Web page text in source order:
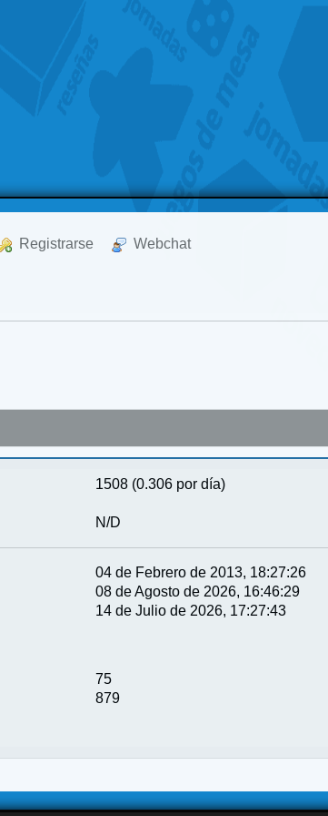
Registrarse Webchat
1508 (0.306 por día)
N/D
04 de Febrero de 2013, 18:27:26
08 de Agosto de 2026, 16:46:29
14 de Julio de 2026, 17:27:43
75
879